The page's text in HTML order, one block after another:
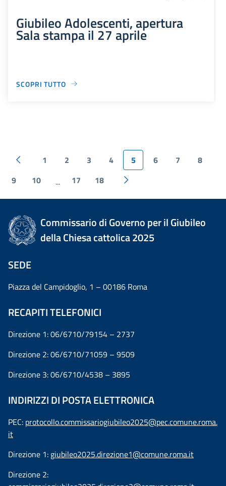
Giubileo Adolescenti, apertura
Sala stampa il 27 aprile
SCOPRI TUTTO
1 2 3 4 5 6 7
8
9
10 ... 17 18
Commissario di Governo per il Giubileo
della Chiesa cattolica 2025
SEDE
Piazza del Campidoglio, 1 – 00186 Roma
RECAPITI TELEFONICI
Direzione 1: 06/6710/79154 – 2737
Direzione 2: 06/6710/71059 – 9509
Direzione 3: 06/6710/4538 – 3895
INDIRIZZI DI POSTA ELETTRONICA
PEC: protocollo.commissariogiubileo2025@pec.comune.roma.
it
Direzione 1: giubileo2025.direzione1@comune.roma.it
Direzione 2: